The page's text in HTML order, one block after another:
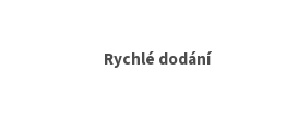
Rychlé dodání